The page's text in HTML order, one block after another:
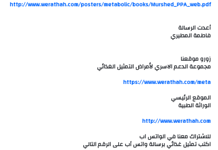
http://www.werathah.com/posters/metabolic/books/Murshed_PPA_web.pdf
أعدت الرسالة
فاطمة المطيري
زورو موقعنا
مجموعة الدعم الاسري لأمراض التمثيل الغذائي
الموقع الرئيسي
الوراثة الطبية
للاشتراك معنا في الواتس اب
اكتب تمثيل غذائي برسالة واتس أب على الرقم التالي